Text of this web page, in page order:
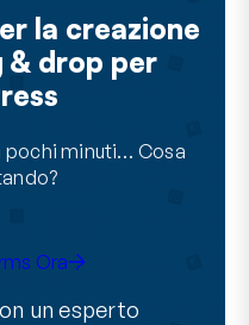
la creazione
& drop per
pochi minuti… Cosa
Ora
un esperto